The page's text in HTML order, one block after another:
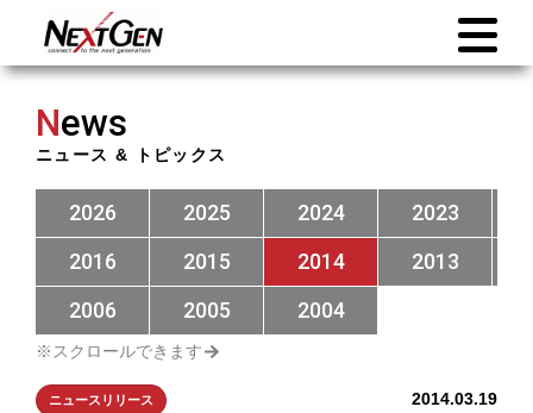
News
ニュース & トピックス
2026 2025 2024 2023
2016
2015 2014 2013
2006
2005 2004
ニュースリリース 2014.03.19